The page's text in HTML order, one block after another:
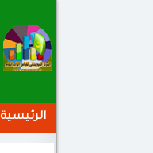
الرئيسية